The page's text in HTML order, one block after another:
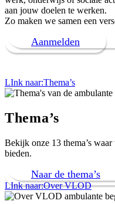
aan jouw doelen te werken.
Zo maken we samen een
Aanmelden
LInk naar:Thema’s
Thema’s
Bekijk onze 13 thema’s
bieden.
Naar de thema’s
LInk naar:Over VLOD